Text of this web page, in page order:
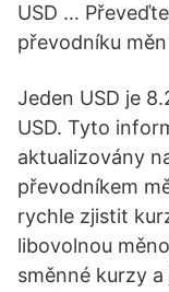
USD …
převodníku
Jeden USD je
USD. Tyto
aktualizovány
převodníkem
rychle zjistit
libovolnou
směnné kurzy